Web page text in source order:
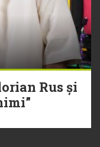
Rus și